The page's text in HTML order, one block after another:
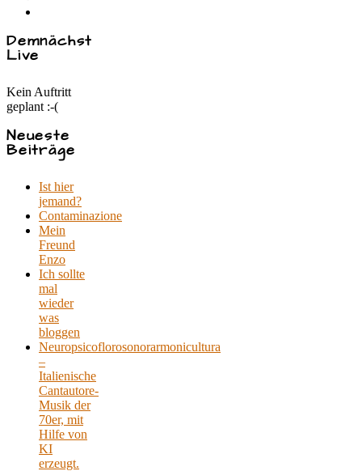
Demnächst
Live
Kein Auftritt
geplant :-(
Neueste
Beiträge
Ist hier
jemand?
Contaminazione
Mein
Freund
Enzo
Ich sollte
mal
wieder
was
bloggen
Neuropsicoflorosonorarmonicultura
–
Italienische
Cantautore-
Musik der
70er, mit
Hilfe von
KI
erzeugt.